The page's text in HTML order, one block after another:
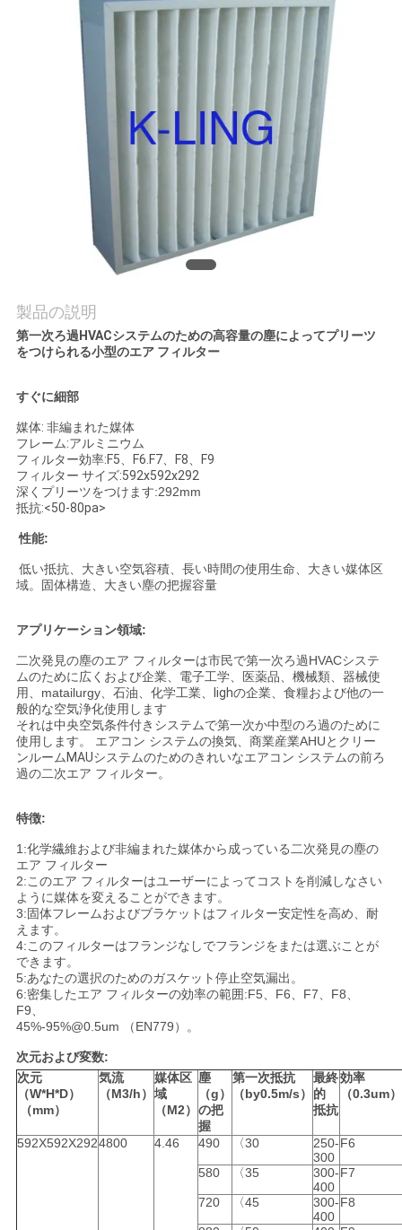
く
だ
さ
い
ニ
ュ
ー
ス
事
件
地
図
プ
ラ
イ
バ
シ
ー
ポ
リ
シ
製品の説明
第一次ろ過HVACシステムのための高容量の塵によってプリーツ
をつけられる小型のエア フィルター
すぐに細部
媒体: 非編まれた媒体
フレーム:アルミニウム
フィルター効率:F5、F6.F7、F8、F9
フィルター サイズ:592x592x292
深くプリーツをつけます:292mm
抵抗:<50-80pa>
性能:
低い抵抗、大きい空気容積、長い時間の使用生命、大きい媒体区
域。固体構造、大きい塵の把握容量
アプリケーション領域:
二次発見の塵のエア フィルターは市民で第一次ろ過HVACシステ
ムのために広くおよび企業、電子工学、医薬品、機械類、器械使
用、matailurgy、 石油、化学工業、lighの企業、食糧および他の一
般的な空気浄化使用します
それは中央空気条件付きシステムで第一次か中型のろ過のために
使用します。 エアコン システムの換気、 商業産業AHUとクリー
ンルームMAUシステムのためのきれいなエアコン システムの前ろ
過の二次エア フィルター。
特徴:
1:化学繊維および非編まれた媒体から成っている二次発見の塵の
エア フィルター
2:このエア フィルターはユーザーによってコストを削減しなさい
ように媒体を変えることができます。
3:固体フレームおよびブラケットはフィルター安定性を高め、耐
えます。
4:このフィルターはフランジなしでフランジをまたは選ぶことが
できます。
5:あなたの選択のためのガスケット停止空気漏出。
6:密集したエア フィルターの効率の範囲:F5、F6、F7、F8、
F9、
45%-95%@0.5um （EN779）。
次元および変数:
次元
（W*H*D）
（mm）
気流
（M3/h）
媒体区
域
（M2）
塵
（g）
の把
握
第一次抵抗
（by0.5m/s）
最終
的
抵抗
効率
（0.3um）
592X592X2924800 4.46 490 〈30
250-
300
F6
580 〈35
300-
400
F7
720 〈45
300-
400
F8